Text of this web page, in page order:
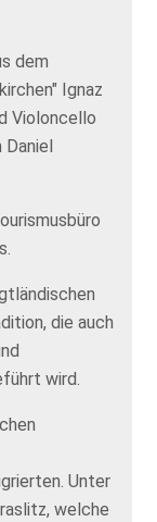
dem
Ignaz
Violoncello
die auch
wird.
Unter
welche